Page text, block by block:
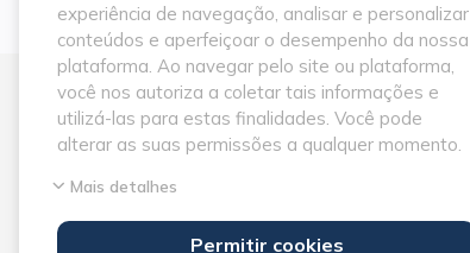
experiência de navegação, analisar e personalizar
conteúdos e aperfeiçoar o desempenho da nossa
plataforma. Ao navegar pelo site ou plataforma,
você nos autoriza a coletar tais informações e
utilizá-las para estas finalidades. Você pode
alterar as suas permissões a qualquer momento.
Mais detalhes
Permitir cookies
Contato
contato@bonitotravel.com
(67) 99340-2002